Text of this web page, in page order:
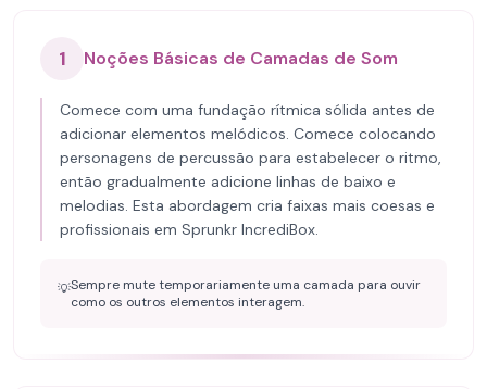
1 Noções Básicas de Camadas de Som
Comece com uma fundação rítmica sólida antes de
adicionar elementos melódicos. Comece colocando
personagens de percussão para estabelecer o ritmo,
então gradualmente adicione linhas de baixo e
melodias. Esta abordagem cria faixas mais coesas e
profissionais em Sprunkr IncrediBox.
💡Sempre mute temporariamente uma camada para ouvir
como os outros elementos interagem.